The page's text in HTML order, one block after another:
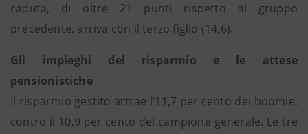
caduta, di oltre 21 punti rispetto al gruppo
precedente, arriva con il terzo figlio (14,6).
Gli impieghi del risparmio e le attese
pensionistiche
Il risparmio gestito attrae l’11,7 per cento dei boomie,
contro il 10,9 per cento del campione generale. Le tre